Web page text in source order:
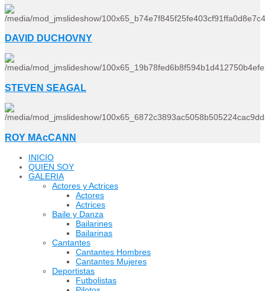
DAVID DUCHOVNY
STEVEN SEAGAL
ROY MAcCANN
INICIO
QUIEN SOY
GALERIA
Actores y Actrices
Actores
Actrices
Baile y Danza
Bailarines
Bailarinas
Cantantes
Cantantes Hombres
Cantantes Mujeres
Deportistas
Futbolistas